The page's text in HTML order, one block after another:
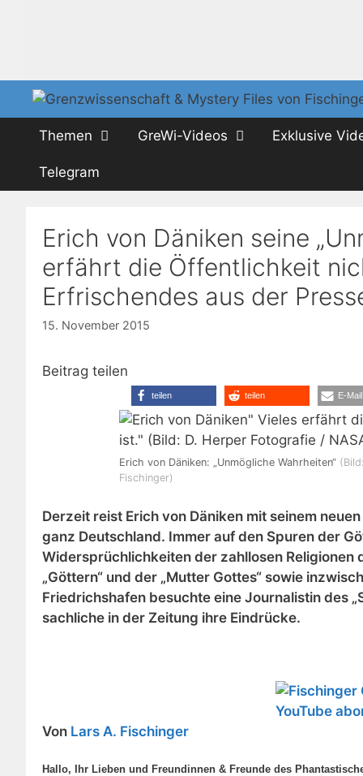
Themen GreWi-Videos Exklusive
Telegram
Erich von Däniken seine
erfährt die Öffentlichkeit
Erfrischendes aus der
15. November 2015
Beitrag teilen
teilen teilen E-Mail
Erich von Däniken: „Unmögliche Wahrheiten“ (Bild:
Fischinger)
Derzeit reist Erich von Däniken mit seinem
ganz Deutschland. Immer auf den Spuren der
Widersprüchlichkeiten der zahllosen Religionen
„Göttern“ und der „Mutter Gottes“ sowie
Friedrichshafen besuchte eine Journalistin des
sachliche in der Zeitung ihre Eindrücke.
Von Lars A. Fischinger
Hallo, Ihr Lieben und Freundinnen & Freunde des